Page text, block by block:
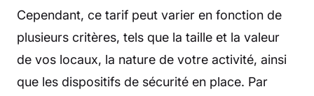
Cependant, ce tarif peut varier en fonction de
plusieurs critères, tels que la taille et la valeur
de vos locaux, la nature de votre activité, ainsi
que les dispositifs de sécurité en place. Par